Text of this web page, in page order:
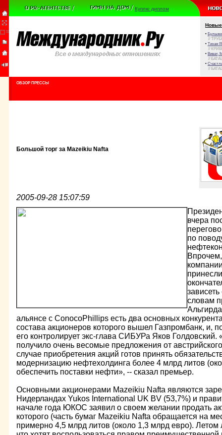
Куплю диплом
Новые
•
//
• Тихая
//
• Виват,
//
•
//
ОБЗОР ПРЕССЫ
Большой торг за Mazeikiu Nafta
2005-09-28 15:07:59
вчера
по
словам
альянсе с ConocoPhillips есть два основных
состава акционеров которого вышел Газпромбанк, и,
его контролирует экс-глава СИБУРа Яков Голдовский.
получило очень весомые предложения от
случае приобретения акций готов принять
модернизацию нефтехолдинга более 4 млрд литов
обеспечить поставки нефти», -- сказал премьер.
Основными акционерами Mazeikiu Nafta являются
Нидерландах Yukos International UK BV (53,7%) и
начале года ЮКОС заявил о своем желании продать
которого (часть бумаг Mazeikiu Nafta обращается на
примерно 4,5 млрд литов (около 1,3 млрд евро). Летом